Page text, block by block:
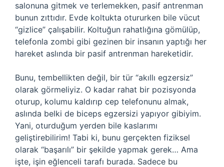
salonuna gitmek ve terlemekken, pasif antrenman
bunun zıttıdır. Evde koltukta otururken bile vücut
“gizlice” çalışabilir. Koltuğun rahatlığına gömülüp,
telefonla zombi gibi gezinen bir insanın yaptığı her
hareket aslında bir pasif antrenman hareketidir.
Bunu, tembellikten değil, bir tür “akıllı egzersiz”
olarak görmeliyiz. O kadar rahat bir pozisyonda
oturup, kolumu kaldırıp cep telefonunu almak,
aslında belki de biceps egzersizi yapıyor gibiyim.
Yani, oturduğum yerden bile kaslarımı
geliştirebilirim! Tabi ki, bunu gerçekten fiziksel
olarak “başarılı” bir şekilde yapmak gerek… Ama
işte, işin eğlenceli tarafı burada. Sadece bu